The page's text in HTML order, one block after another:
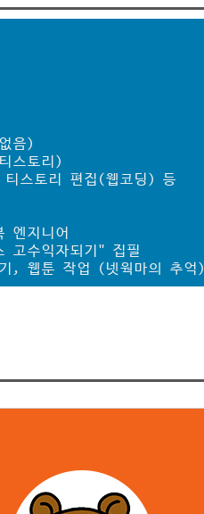
음)
스토리)
스토리 편집(웹코딩) 등
엔지니어
고수익자되기" 집필
, 웹툰 작업 (넷웍마의 추억)